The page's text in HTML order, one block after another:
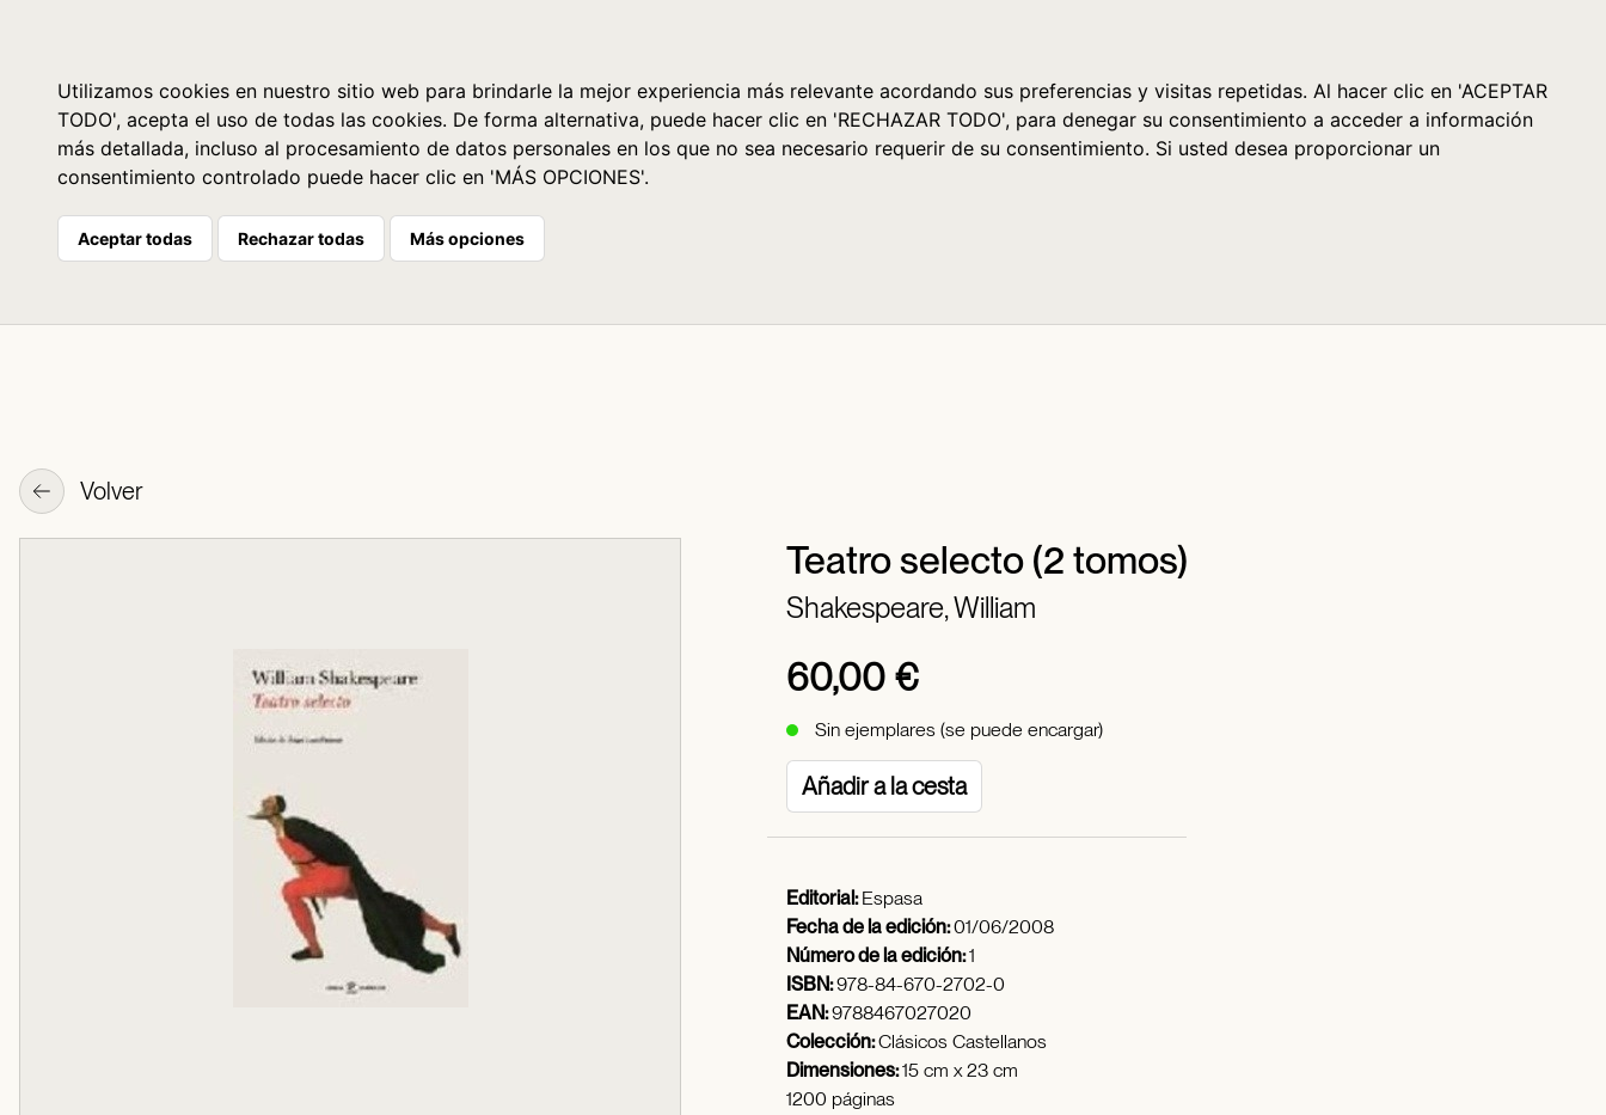
Utilizamos cookies en nuestro sitio web para brindarle la mejor experiencia más relevante acordando sus preferencias y visitas repetidas. Al hacer clic en 'ACEPTAR
TODO', acepta el uso de todas las cookies. De forma alternativa, puede hacer clic en 'RECHAZAR TODO', para denegar su consentimiento a acceder a información
más detallada, incluso al procesamiento de datos personales en los que no sea necesario requerir de su consentimiento. Si usted desea proporcionar un
consentimiento controlado puede hacer clic en 'MÁS OPCIONES'.
Aceptar todas Rechazar todas Más opciones
Volver
Teatro selecto (2 tomos)
Shakespeare, William
60,00 €
Sin ejemplares (se puede encargar)
Añadir a la cesta
Editorial:Espasa
Fecha de la edición:01/06/2008
Número de la edición:1
ISBN:978-84-670-2702-0
EAN:9788467027020
Colección:Clásicos Castellanos
Dimensiones:15 cm x 23 cm
1200 páginas